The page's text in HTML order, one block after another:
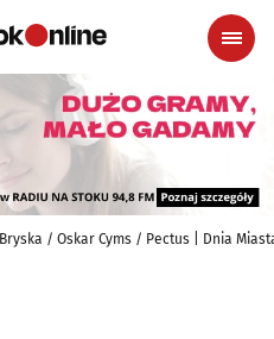
Bryska / Oskar Cyms / Pectus | Dnia